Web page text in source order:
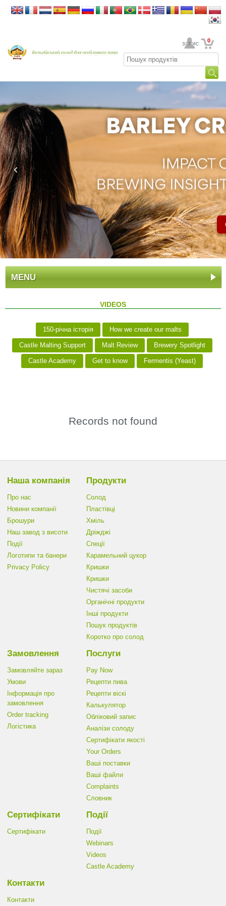
Ваш обліковий запис 0
MENU
VIDEOS
150-річна історія How we create our malts
Castle Malting Support Malt Review Brewery Spotlight
Castle Academy Get to know Fermentis (Yeast)
Records not found
Наша компанія
Про нас
Новини компанії
Брошури
Наш завод з висоти
Події
Логотипи та банери
Privacy Policy
Продукти
Солод
Пластівці
Хміль
Дріжджі
Спеції
Карамельний цукор
Кришки
Кришки
Чистячі засоби
Органічні продукти
Інші продукти
Пошук продуктів
Коротко про солод
Замовлення
Замовляйте зараз
Умови
Інформація про
замовлення
Order tracking
Логістика
Послуги
Pay Now
Рецепти пива
Рецепти віскі
Калькулятор
Обліковий запис
Аналізи солоду
Cертифікати якості
Your Orders
Ваші поставки
Ваші файли
Complaints
Словник
Сертифікати
Сертифікати
Події
Події
Webinars
Videos
Castle Academy
Контакти
Контакти